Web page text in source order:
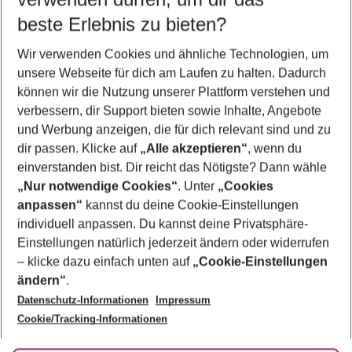
Last Minute Chersonissos
Frübucher Angebote Chersonissos für 2026
Familienurlaub Chersonissos
Flug & Hotel Chersonissos
Urlaub Chersonissos
Footer
Footer navigation
Über uns
AGB
Bestpreisgarantie
Cookie-Einstellungen ändern
Cookie-Richtlinie
Agenturbetreuung
Barrierefreies Reisen
Folge uns
beste Erlebnis zu bieten?
Wir verwenden Cookies und ähnliche Technologien, um
unsere Webseite für dich am Laufen zu halten. Dadurch
können wir die Nutzung unserer Plattform verstehen und
verbessern, dir Support bieten sowie Inhalte, Angebote
und Werbung anzeigen, die für dich relevant sind und zu
dir passen. Klicke auf „Alle akzeptieren“, wenn du
einverstanden bist. Dir reicht das Nötigste? Dann wähle
„Nur notwendige Cookies“. Unter „Cookies
anpassen“ kannst du deine Cookie-Einstellungen
individuell anpassen. Du kannst deine Privatsphäre-
Einstellungen natürlich jederzeit ändern oder widerrufen
– klicke dazu einfach unten auf „Cookie-Einstellungen
ändern“.
Datenschutz-Informationen
Impressum
Cookie/Tracking-Informationen